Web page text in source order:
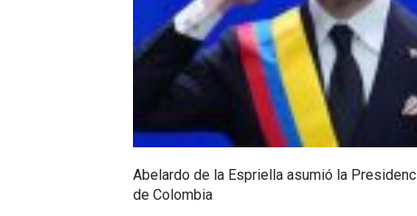
Abelardo de la Espriella asumió la
de Colombia